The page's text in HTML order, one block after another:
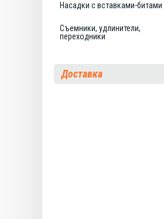
Насадки с вставками-битами
Съемники, удлинители,
переходники
Доставка